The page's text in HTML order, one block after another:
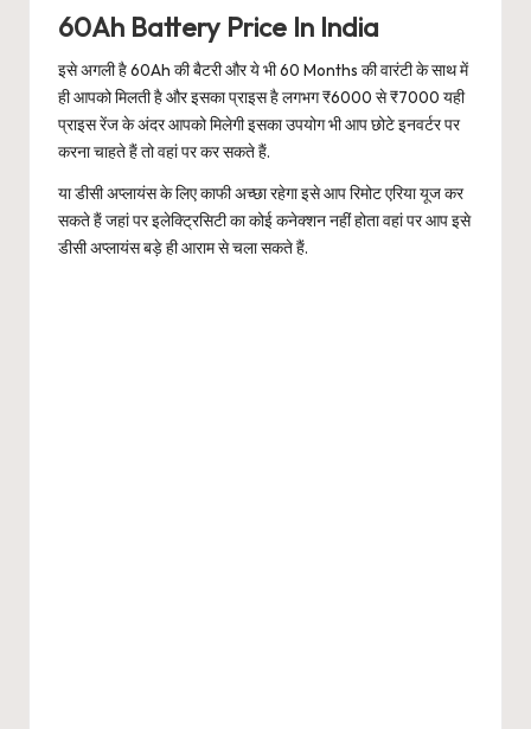
60Ah Battery Price In India
इसे अगली है 60Ah की बैटरी और ये भी 60 Months की वारंटी के साथ में
ही आपको मिलती है और इसका प्राइस है लगभग ₹6000 से ₹7000 यही
प्राइस रेंज के अंदर आपको मिलेगी इसका उपयोग भी आप छोटे इनवर्टर पर
करना चाहते हैं तो वहां पर कर सकते हैं.
या डीसी अप्लायंस के लिए काफी अच्छा रहेगा इसे आप रिमोट एरिया यूज कर
सकते हैं जहां पर इलेक्ट्रिसिटी का कोई कनेक्शन नहीं होता वहां पर आप इसे
डीसी अप्लायंस बड़े ही आराम से चला सकते हैं.